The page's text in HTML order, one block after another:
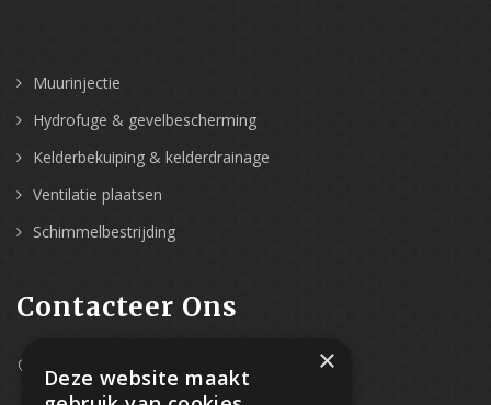
Muurinjectie
Hydrofuge & gevelbescherming
Kelderbekuiping & kelderdrainage
Ventilatie plaatsen
Schimmelbestrijding
Contacteer Ons
Westpoort 37B,
2070 Zwijndrecht
×
Deze website maakt